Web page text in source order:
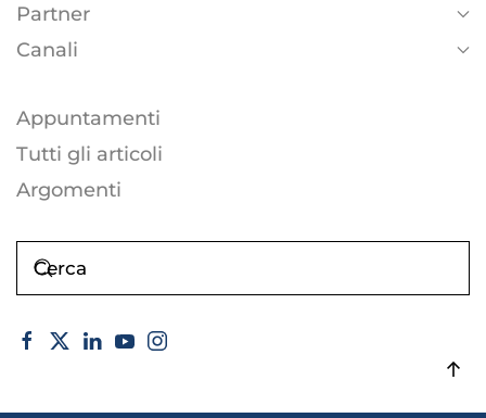
Partner
Canali
Appuntamenti
Tutti gli articoli
Argomenti